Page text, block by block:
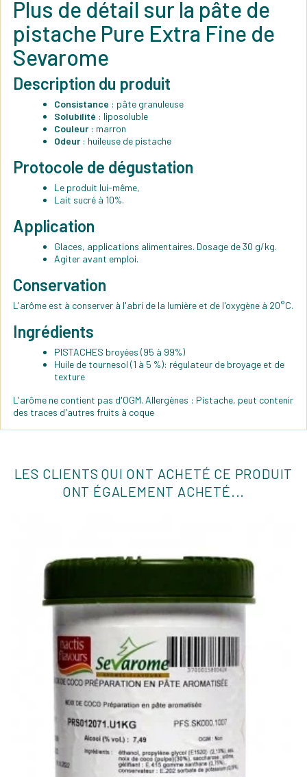
Plus de détail sur la pâte de
pistache Pure Extra Fine de
Sevarome
Description du produit
Consistance : pâte granuleuse
Solubilité : liposoluble
Couleur: marron
Odeur: huileuse de pistache
Protocole de dégustation
Le produit lui-même,
Lait sucré à 10%.
Application
Glaces, applications alimentaires. Dosage de 30 g/kg.
Agiter avant emploi.
Conservation
L'arôme est à conserver à l'abri de la lumière et de l'oxygène à 20°C.
Ingrédients
PISTACHES broyées (95 à 99%)
Huile de tournesol (1 à 5 %): régulateur de broyage et de
texture
L'arôme ne contient pas d'OGM. Allergènes : Pistache, peut contenir
des traces d'autres fruits à coque
LES CLIENTS QUI ONT ACHETÉ CE PRODUIT
ONT ÉGALEMENT ACHETÉ...